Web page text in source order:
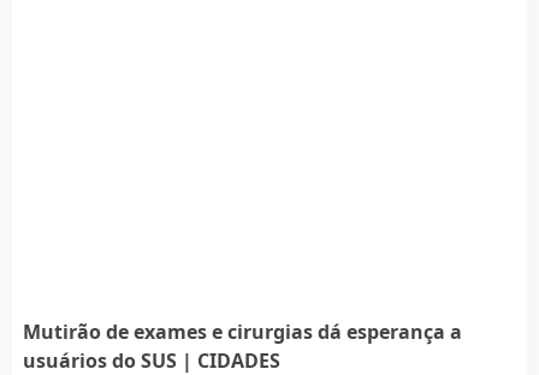
Mutirão de exames e cirurgias dá esperança a
usuários do SUS | CIDADES